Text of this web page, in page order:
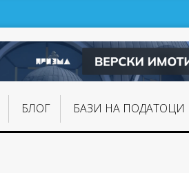
БЛОГ БАЗИ НА ПОДАТОЦИ